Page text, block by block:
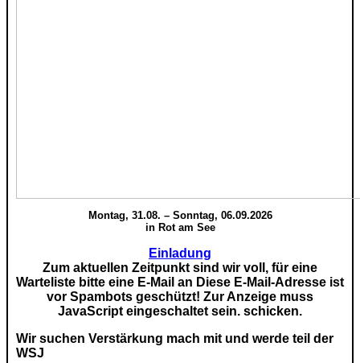
Montag, 31.08. – Sonntag, 06.09.2026
in Rot am See
Einladung
Zum aktuellen Zeitpunkt sind wir voll, für eine
Warteliste bitte eine E-Mail an Diese E-Mail-Adresse ist
vor Spambots geschützt! Zur Anzeige muss
JavaScript eingeschaltet sein. schicken.
Wir suchen Verstärkung mach mit und werde teil der
WSJ